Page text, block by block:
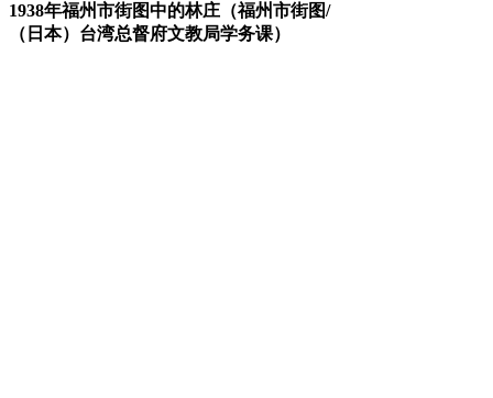
1938年福州市街图中的林庄（福州市街图/
（日本）台湾总督府文教局学务课）